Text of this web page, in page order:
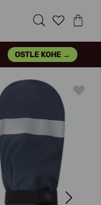
OSTLE KOHE →
Next